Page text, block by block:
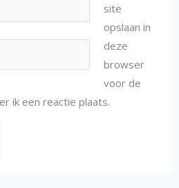
site
opslaan in
deze
browser
voor de
ik een reactie plaats.